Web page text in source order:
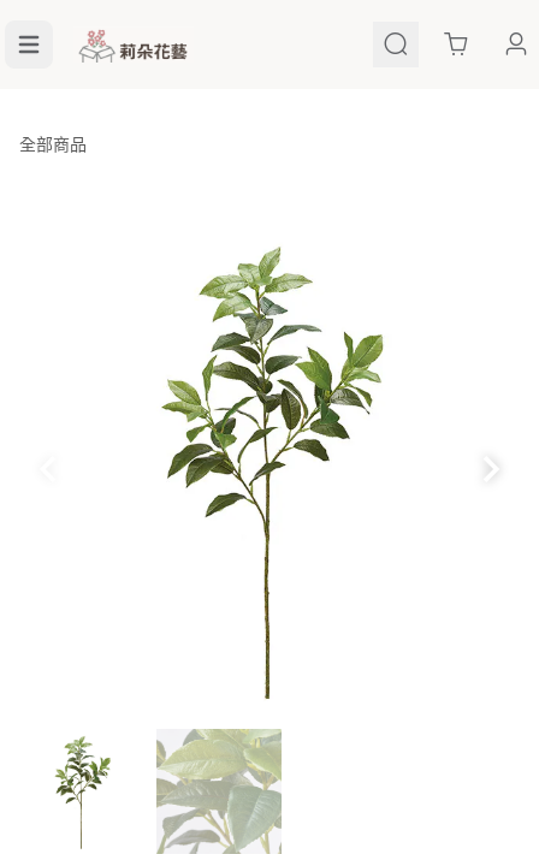
Cart
全部商品